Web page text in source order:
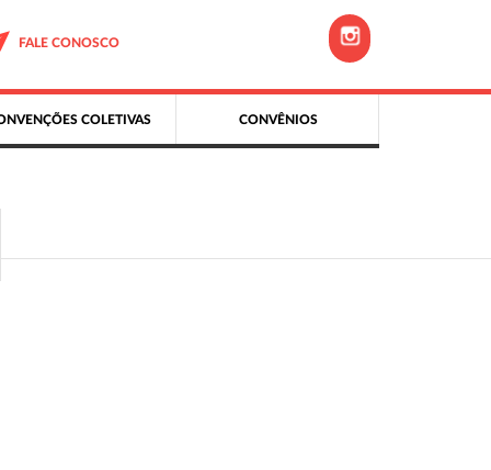
FALE CONOSCO
COLETIVAS CONVÊNIOS